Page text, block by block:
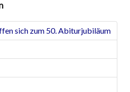
sich zum 50. Abiturjubiläum